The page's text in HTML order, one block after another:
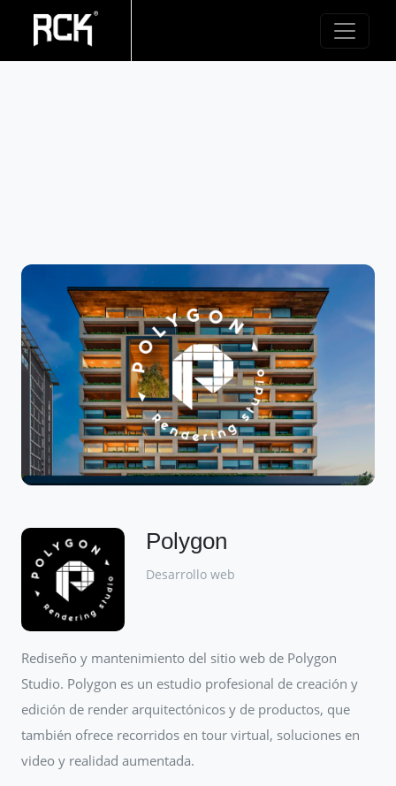
Polygon
Desarrollo web
Rediseño y mantenimiento del sitio web de Polygon
Studio. Polygon es un estudio profesional de creación y
edición de render arquitectónicos y de productos, que
también ofrece recorridos en tour virtual, soluciones en
video y realidad aumentada.